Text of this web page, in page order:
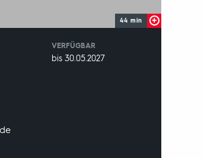
44 min
VERFÜGBAR
weltweit
VERFÜGBAR
bis 30.05.2027